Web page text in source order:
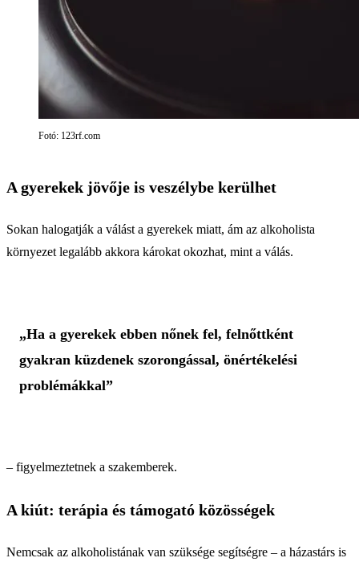
Fotó: 123rf.com
A gyerekek jövője is veszélybe kerülhet
Sokan halogatják a válást a gyerekek miatt, ám az alkoholista
környezet legalább akkora károkat okozhat, mint a válás.
„Ha a gyerekek ebben nőnek fel, felnőttként
gyakran küzdenek szorongással, önértékelési
problémákkal”
– figyelmeztetnek a szakemberek.
A kiút: terápia és támogató közösségek
Nemcsak az alkoholistának van szüksége segítségre – a házastárs is